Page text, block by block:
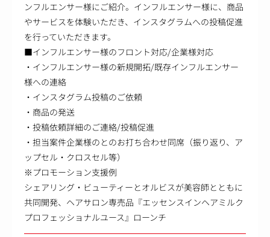
ンフルエンサー様にご紹介。インフルエンサー様に、商品
やサービスを体験いただき、インスタグラムへの投稿促進
を行っていただきます。
■インフルエンサー様のフロント対応/企業様対応
・インフルエンサー様の新規開拓/既存インフルエンサー
様への連絡
・インスタグラム投稿のご依頼
・商品の発送
・投稿依頼詳細のご連絡/投稿促進
・担当案件企業様のとのお打ち合わせ同席（振り返り、ア
ップセル・クロスセル等）
※プロモーション支援例
シェアリング・ビューティーとオルビスが美容師とともに
共同開発、ヘアサロン専売品『エッセンスインヘアミルク
プロフェッショナルユース』ローンチ